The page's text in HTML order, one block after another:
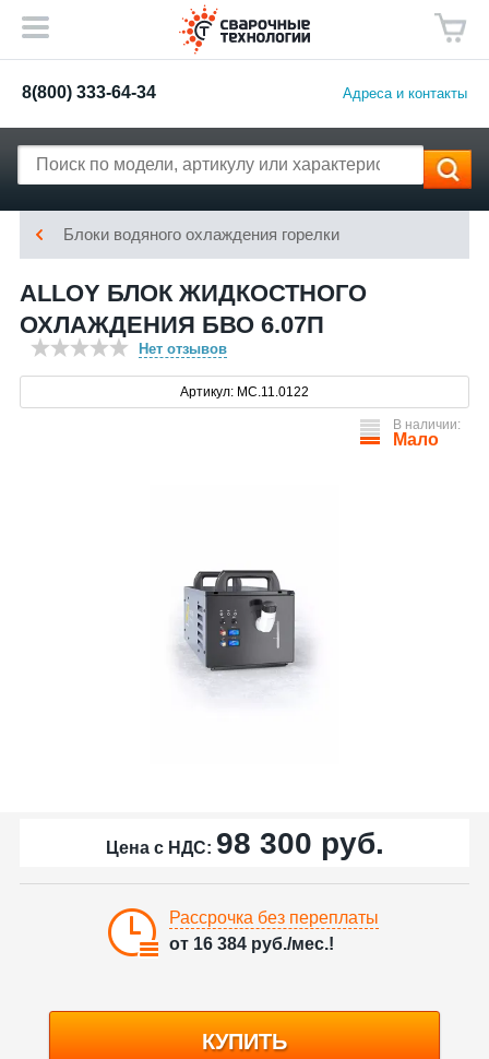
8(800) 333-64-34 Адреса и контакты
Блоки водяного охлаждения горелки
ALLOY БЛОК ЖИДКОСТНОГО
ОХЛАЖДЕНИЯ БВО 6.07П
Нет отзывов
Артикул: МС.11.0122
В наличии:
Мало
Цена с НДС: 98 300 руб.
Рассрочка без переплаты
от 16 384 руб./мес.!
КУПИТЬ